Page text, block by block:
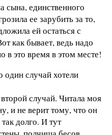
сына, единственного
ее зарубить за то,
ей остаться с
как бывает, ведь надо
в это время в этом месте!
случай хотели
случай. Читала моя
и не верит тому, что он
долго. И тут